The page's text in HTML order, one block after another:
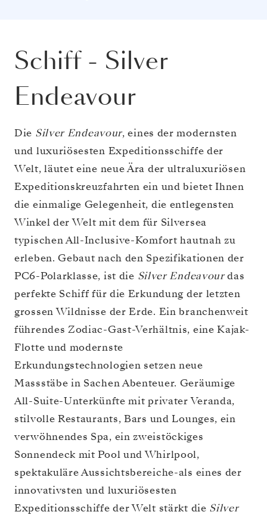
Schiff- Silver
Endeavour
Die Silver Endeavour, eines der modernsten
und luxuriösesten Expeditionsschiffe der
Welt, läutet eine neue Ära der ultraluxuriösen
Expeditionskreuzfahrten ein und bietet Ihnen
die einmalige Gelegenheit, die entlegensten
Winkel der Welt mit dem für Silversea
typischen All-Inclusive-Komfort hautnah zu
erleben. Gebaut nach den Spezifikationen der
PC6-Polarklasse, ist die Silver Endeavourdas
perfekte Schiff für die Erkundung der letzten
grossen Wildnisse der Erde. Ein branchenweit
führendes Zodiac-Gast-Verhältnis, eine Kajak-
Flotte und modernste
Erkundungstechnologien setzen neue
Massstäbe in Sachen Abenteuer. Geräumige
All-Suite-Unterkünfte mit privater Veranda,
stilvolle Restaurants, Bars und Lounges, ein
verwöhnendes Spa, ein zweistöckiges
Sonnendeck mit Pool und Whirlpool,
spektakuläre Aussichtsbereiche-als eines der
innovativsten und luxuriösesten
Expeditionsschiffe der Welt stärkt die Silver